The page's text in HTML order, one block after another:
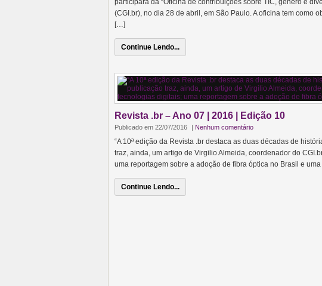
participará da “Oficina de contribuições sobre TIC, gênero e
(CGI.br), no dia 28 de abril, em São Paulo. A oficina tem como
[…]
Continue Lendo...
Revista .br – Ano 07 | 2016 | Edição 10
Publicado em 22/07/2016 | Nenhum comentário
“A 10ª edição da Revista .br destaca as duas décadas de
traz, ainda, um artigo de Virgilio Almeida, coordenador do
uma reportagem sobre a adoção de fibra óptica no Brasil e
Continue Lendo...